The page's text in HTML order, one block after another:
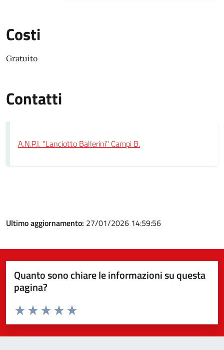
Costi
Gratuito
Contatti
A.N.P.I. "Lanciotto Ballerini" Campi B.
Ultimo aggiornamento: 27/01/2026 14:59:56
Quanto sono chiare le informazioni su questa
pagina?
Valuta da 1 a 5 stelle la pagina
Valuta 5 stelle su 5
Valuta 4 stelle su 5
Valuta 3 stelle su 5
Valuta 2 stelle su 5
Valuta 1 stelle su 5